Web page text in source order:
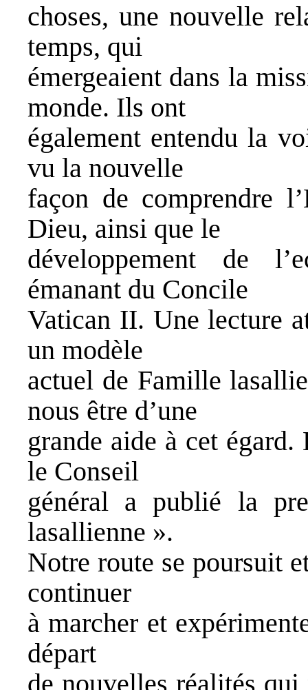
choses, une nouvelle
temps, qui
émergeaient dans la
monde. Ils ont
également entendu la
vu la nouvelle
façon de comprendre
Dieu, ainsi que le
développement de
émanant du Concile
Vatican II. Une lecture
un modèle
actuel de Famille
nous être d’une
grande aide à cet
le Conseil
général a publié la
lasallienne ».
Notre route se poursuit
continuer
à marcher et
départ
de nouvelles réalités